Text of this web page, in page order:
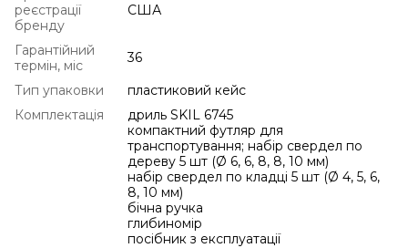
реєстрації
бренду
США
Гарантійний
термін, міс
36
Тип упаковки
пластиковий кейс
Комплектація
дриль SKIL 6745
компактний футляр для
транспортування; набір свердел по
дереву 5 шт (Ø 6, 6, 8, 8, 10 мм)
набір свердел по кладці 5 шт (Ø 4, 5, 6,
8, 10 мм)
бічна ручка
глибиномір
посібник з експлуатації